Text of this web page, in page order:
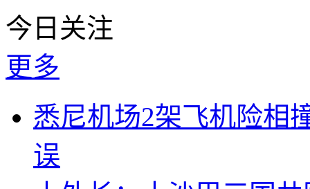
今日关注
更多
悉尼机场2架飞机险相
误